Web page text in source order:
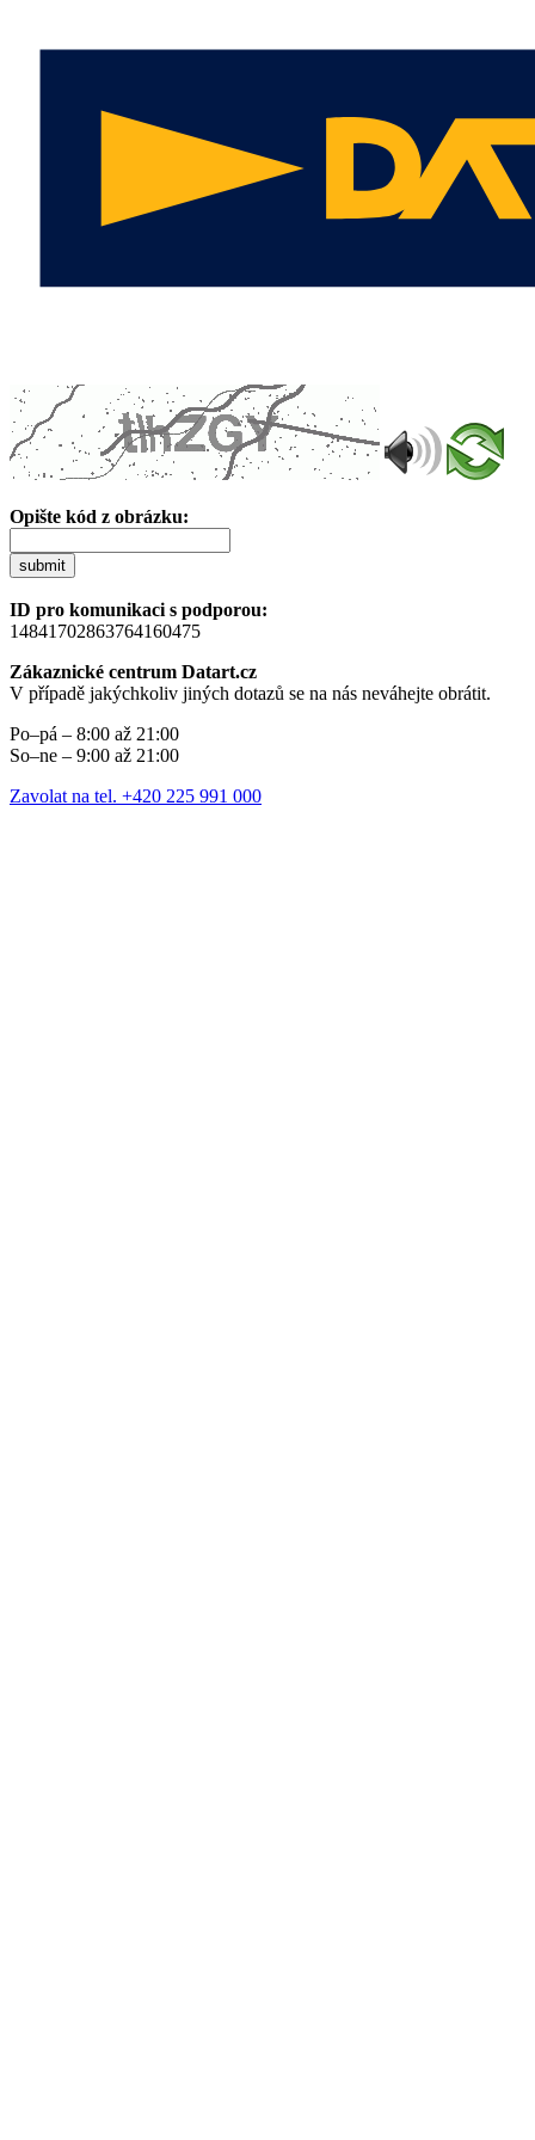
Opište kód z obrázku:
submit
ID pro komunikaci s podporou:
14841702863764160475
Zákaznické centrum Datart.cz
V případě jakýchkoliv jiných dotazů se na nás neváhejte obrátit.
Po–pá – 8:00 až 21:00
So–ne – 9:00 až 21:00
Zavolat na tel. +420 225 991 000